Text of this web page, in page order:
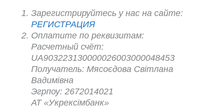
Зарегистрируйтесь у нас на сайте:
РЕГИСТРАЦИЯ
Оплатите по реквизитам:
Расчетный счёт:
UA903223130000026003000048453
Получатель: Мясоєдова Світлана
Вадимівна
Эгрпоу: 2672014021
АТ «Укрексімбанк»